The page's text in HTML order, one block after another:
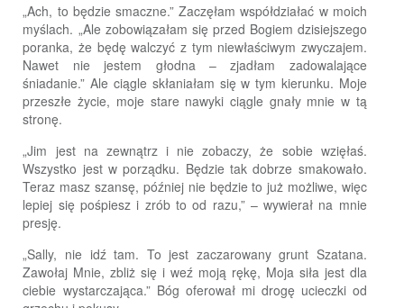
„Ach, to będzie smaczne.” Zaczęłam współdziałać w moich
myślach. „Ale zobowiązałam się przed Bogiem dzisiejszego
poranka, że będę walczyć z tym niewłaściwym zwyczajem.
Nawet nie jestem głodna – zjadłam zadowalające
śniadanie.” Ale ciągle skłaniałam się w tym kierunku. Moje
przeszłe życie, moje stare nawyki ciągle gnały mnie w tą
stronę.
„Jim jest na zewnątrz i nie zobaczy, że sobie wzięłaś.
Wszystko jest w porządku. Będzie tak dobrze smakowało.
Teraz masz szansę, później nie będzie to już możliwe, więc
lepiej się pośpiesz i zrób to od razu,” – wywierał na mnie
presję.
„Sally, nie idź tam. To jest zaczarowany grunt Szatana.
Zawołaj Mnie, zbliż się i weź moją rękę, Moja siła jest dla
ciebie wystarczająca.” Bóg oferował mi drogę ucieczki od